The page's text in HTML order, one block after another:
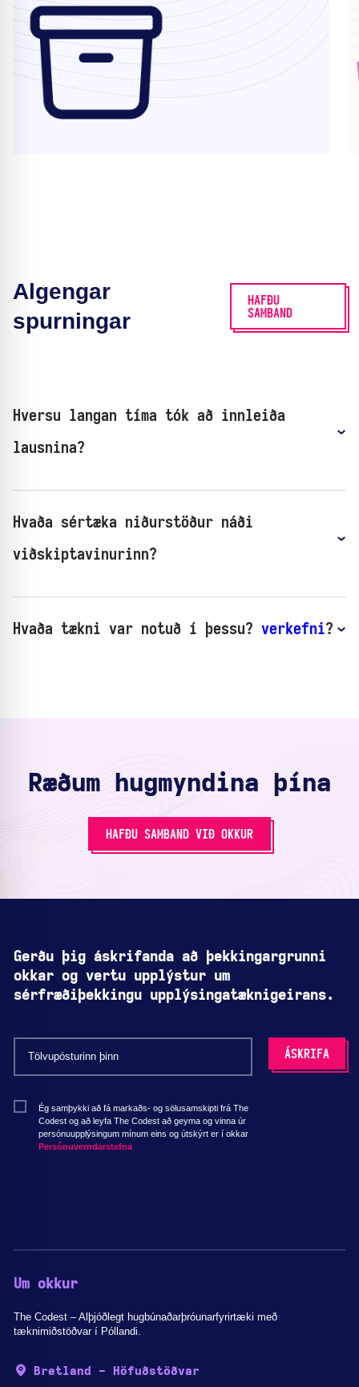
Algengar
spurningar
HAFÐU
SAMBAND
Hversu langan tíma tók að innleiða
lausnina?
Hvaða sértæka niðurstöður náði
viðskiptavinurinn?
Hvaða tækni var notuð í þessu? verkefni?
Ræðum hugmyndina þína
HAFÐU SAMBAND VIÐ OKKUR
Gerðu þig áskrifanda að þekkingargrunni
okkar og vertu upplýstur um
sérfræðiþekkingu upplýsingatæknigeirans.
Ég samþykki að fá markaðs- og sölusamskipti frá The
Codest og að leyfa The Codest að geyma og vinna úr
persónuupplýsingum mínum eins og útskýrt er í okkar
Persónuverndarstefna
Um okkur
The Codest – Alþjóðlegt hugbúnaðarþróunarfyrirtæki með
tæknimiðstöðvar í Póllandi.
Bretland - Höfuðstöðvar